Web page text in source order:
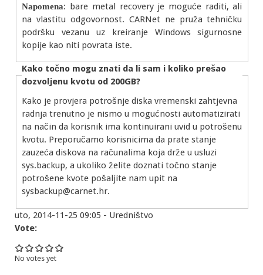
Napomena: bare metal recovery je moguće raditi, ali
na vlastitu odgovornost. CARNet ne pruža tehničku
podršku vezanu uz kreiranje Windows sigurnosne
kopije kao niti povrata iste.
Kako točno mogu znati da li sam i koliko prešao
dozvoljenu kvotu od 200GB?
Kako je provjera potrošnje diska vremenski zahtjevna
radnja trenutno je nismo u mogućnosti automatizirati
na način da korisnik ima kontinuirani uvid u potrošenu
kvotu. Preporučamo korisnicima da prate stanje
zauzeća diskova na računalima koja drže u usluzi
sys.backup, a ukoliko želite doznati točno stanje
potrošene kvote pošaljite nam upit na
sysbackup@carnet.hr.
uto, 2014-11-25 09:05 - Uredništvo
Vote:
No votes yet